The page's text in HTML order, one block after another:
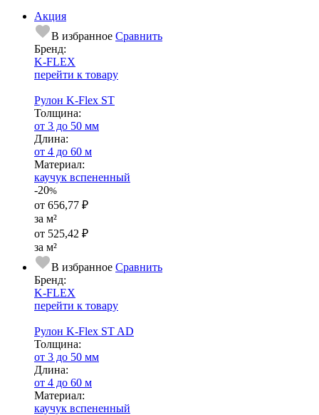
Акция
В избранное Сравнить
Бренд:
K-FLEX
перейти к товару
Рулон K-Flex ST
Тол­щи­на:
от 3 до 50 мм
Длина:
от 4 до 60 м
Ма­­те­­ри­­ал:
каучук вспененный
-20%
от 656,77 ₽
за м²
от 525,42 ₽
за м²
В избранное Сравнить
Бренд:
K-FLEX
перейти к товару
Рулон K-Flex ST AD
Тол­щи­на:
от 3 до 50 мм
Длина:
от 4 до 60 м
Ма­­те­­ри­­ал:
каучук вспененный